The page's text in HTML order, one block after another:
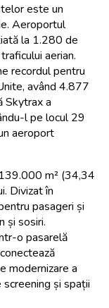
este un
Aeroportul
la 1.280 de
aerian.
recordul pentru
având 4.877
Skytrax a
l pe locul 29
aeroport
m² (34,34
Divizat în
pasageri și
și sosiri.
o pasarelă
modernizare a
și spații